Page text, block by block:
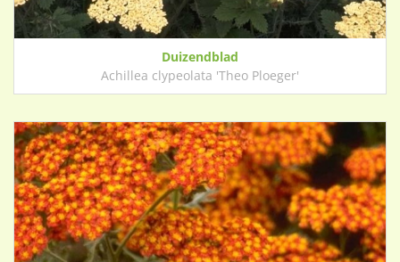
Duizendblad
Achillea clypeolata 'Theo Ploeger'